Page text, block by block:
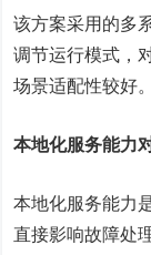
该方案采用的多
调节运行模式，
场景适配性较好。
本地化服务能力
本地化服务能力
直接影响故障处